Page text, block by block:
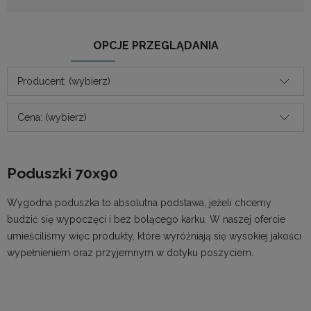
OPCJE PRZEGLĄDANIA
Producent: (wybierz)
Cena: (wybierz)
Poduszki 70x90
Wygodna poduszka to absolutna podstawa, jeżeli chcemy
budzić się wypoczęci i bez bolącego karku. W naszej ofercie
umieściliśmy więc produkty, które wyróżniają się wysokiej jakości
wypełnieniem oraz przyjemnym w dotyku poszyciem.